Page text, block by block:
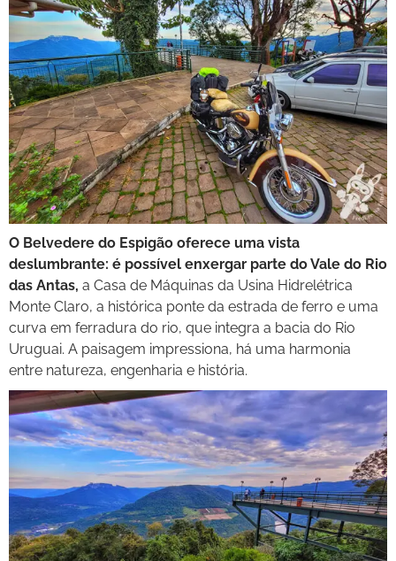
O Belvedere do Espigão oferece uma vista
deslumbrante: é possível enxergar parte do Vale do Rio
das Antas, a Casa de Máquinas da Usina Hidrelétrica
Monte Claro, a histórica ponte da estrada de ferro e uma
curva em ferradura do rio, que integra a bacia do Rio
Uruguai. A paisagem impressiona, há uma harmonia
entre natureza, engenharia e história.